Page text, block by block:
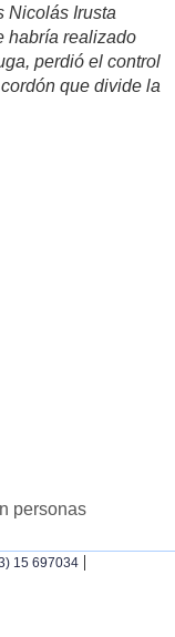
Nicolás Irusta
habría realizado
perdió el control
que divide la
personas
15 697034 |